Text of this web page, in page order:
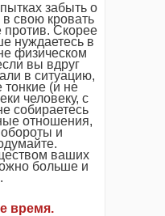
забыть о
свою кровать
против. Скорее
нуждаетесь в
физическом
вы вдруг
в ситуацию,
тонкие (и не
человеку, с
собираетесь
отношения,
обороты и
ваших
больше и
время.